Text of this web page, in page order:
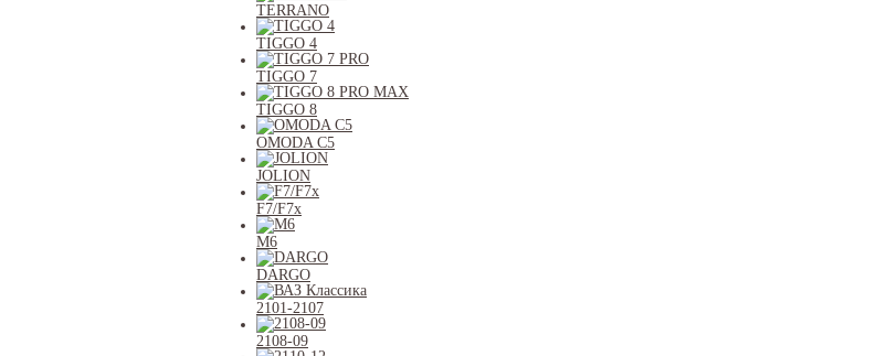
TERRANO
TIGGO 4
TIGGO 7
TIGGO 8
OMODA C5
JOLION
F7/F7x
M6
DARGO
2101-2107
2108-09